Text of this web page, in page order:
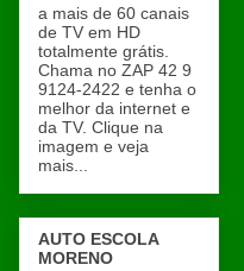
a mais de 60 canais
de TV em HD
totalmente grátis.
Chama no ZAP 42 9
9124-2422 e tenha o
melhor da internet e
da TV. Clique na
imagem e veja
mais...
AUTO ESCOLA
MORENO